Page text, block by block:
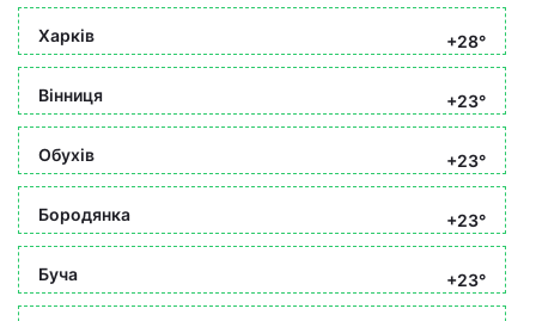
Харків +28°
Вінниця +23°
Обухів +23°
Бородянка +23°
Буча +23°